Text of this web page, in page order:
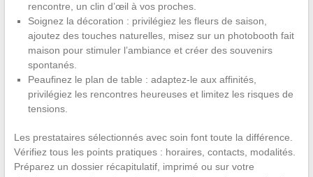
rencontre, un clin d’œil à vos proches.
Soignez la décoration : privilégiez les fleurs de saison,
ajoutez des touches naturelles, misez sur un photobooth fait
maison pour stimuler l’ambiance et créer des souvenirs
spontanés.
Peaufinez le plan de table : adaptez-le aux affinités,
privilégiez les rencontres heureuses et limitez les risques de
tensions.
Les prestataires sélectionnés avec soin font toute la différence.
Vérifiez tous les points pratiques : horaires, contacts, modalités.
Préparez un dossier récapitulatif, imprimé ou sur votre